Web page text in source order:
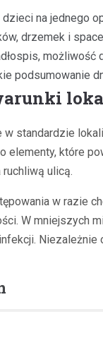
dzieci na jednego
drzemek i
możliwość
podsumowanie
w standardzie
elementy, które
ulicą.
w razie
W mniejszych